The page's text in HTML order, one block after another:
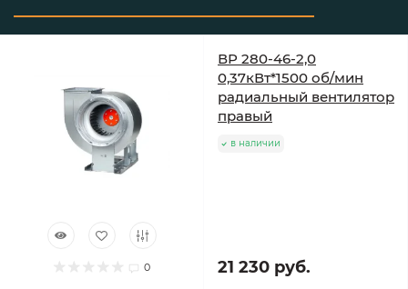
0
ВР 280-46-2,0
0,37кВт*1500 об/мин
радиальный вентилятор
правый
в наличии
21 230 руб.